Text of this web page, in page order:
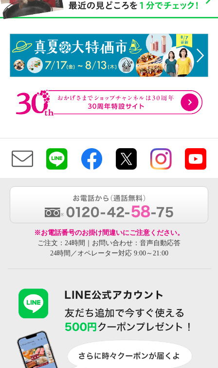
※お電話番号のお掛け間違いにご注意ください。
ご注文：24時間｜お問い合わせ：音声自動応答
24時間／オペレーター対応 9:00～21:00